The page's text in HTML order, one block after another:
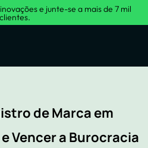
e junte-se a mais de 7 mil
clientes.
de Marca em
Vencer a Burocracia